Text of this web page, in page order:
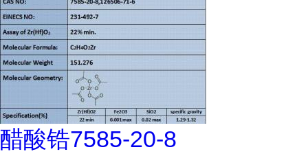
醋酸锆7585-20-8